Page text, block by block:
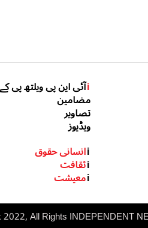
iآئی این پی ویلتھ پی کے
مضامین
تصاویر
ویڈیوز
iانسانی حقوق
iثقافت
iمعیشت
INDEPENDENT